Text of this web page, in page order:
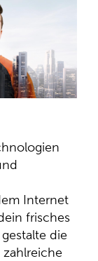
Internet
frisches
die